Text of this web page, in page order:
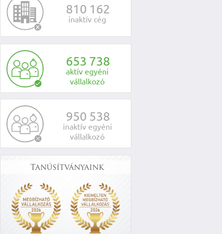
810 162
inaktív cég
653 738
aktív egyéni
vállalkozó
950 538
inaktív egyéni
vállalkozó
Tanúsítványaink